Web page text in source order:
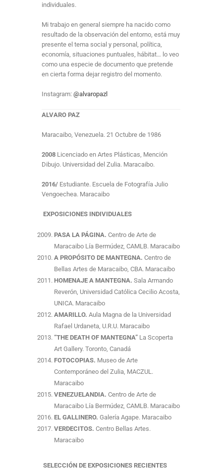
individuales.
Mi trabajo en general siempre ha nacido como
resultado de la observación del entorno, está muy
presente el tema social y personal, política,
economía, situaciones puntuales, hábitat… lo veo
como una especie de documento que pretende
en cierta forma dejar registro del momento.
Instagram: @alvaropazl
ALVARO PAZ
Maracaibo, Venezuela. 21 Octubre de 1986
2008 Licenciado en Artes Plásticas, Mención
Dibujo. Universidad del Zulia. Maracaibo.
2016/ Estudiante. Escuela de Fotografía Julio
Vengoechea. Maracaibo
EXPOSICIONES INDIVIDUALES
PASA LA PÁGINA. Centro de Arte de
Maracaibo Lía Bermúdez, CAMLB. Maracaibo
A PROPÓSITO DE MANTEGNA. Centro de
Bellas Artes de Maracaibo, CBA. Maracaibo
HOMENAJE A MANTEGNA. Sala Armando
Reverón, Universidad Católica Cecilio Acosta,
UNICA. Maracaibo
AMARILLO. Aula Magna de la Universidad
Rafael Urdaneta, U.R.U. Maracaibo
“THE DEATH OF MANTEGNA” La Scoperta
Art Gallery. Toronto, Canadá
FOTOCOPIAS. Museo de Arte
Contemporáneo del Zulia, MACZUL.
Maracaibo
VENEZUELANDIA. Centro de Arte de
Maracaibo Lía Bermúdez, CAMLB. Maracaibo
EL GALLINERO. Galería Agape. Maracaibo
VERDECITOS. Centro Bellas Artes.
Maracaibo
SELECCIÓN DE EXPOSICIONES RECIENTES